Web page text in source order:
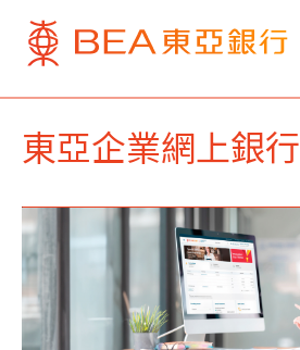
東亞企業網上銀行